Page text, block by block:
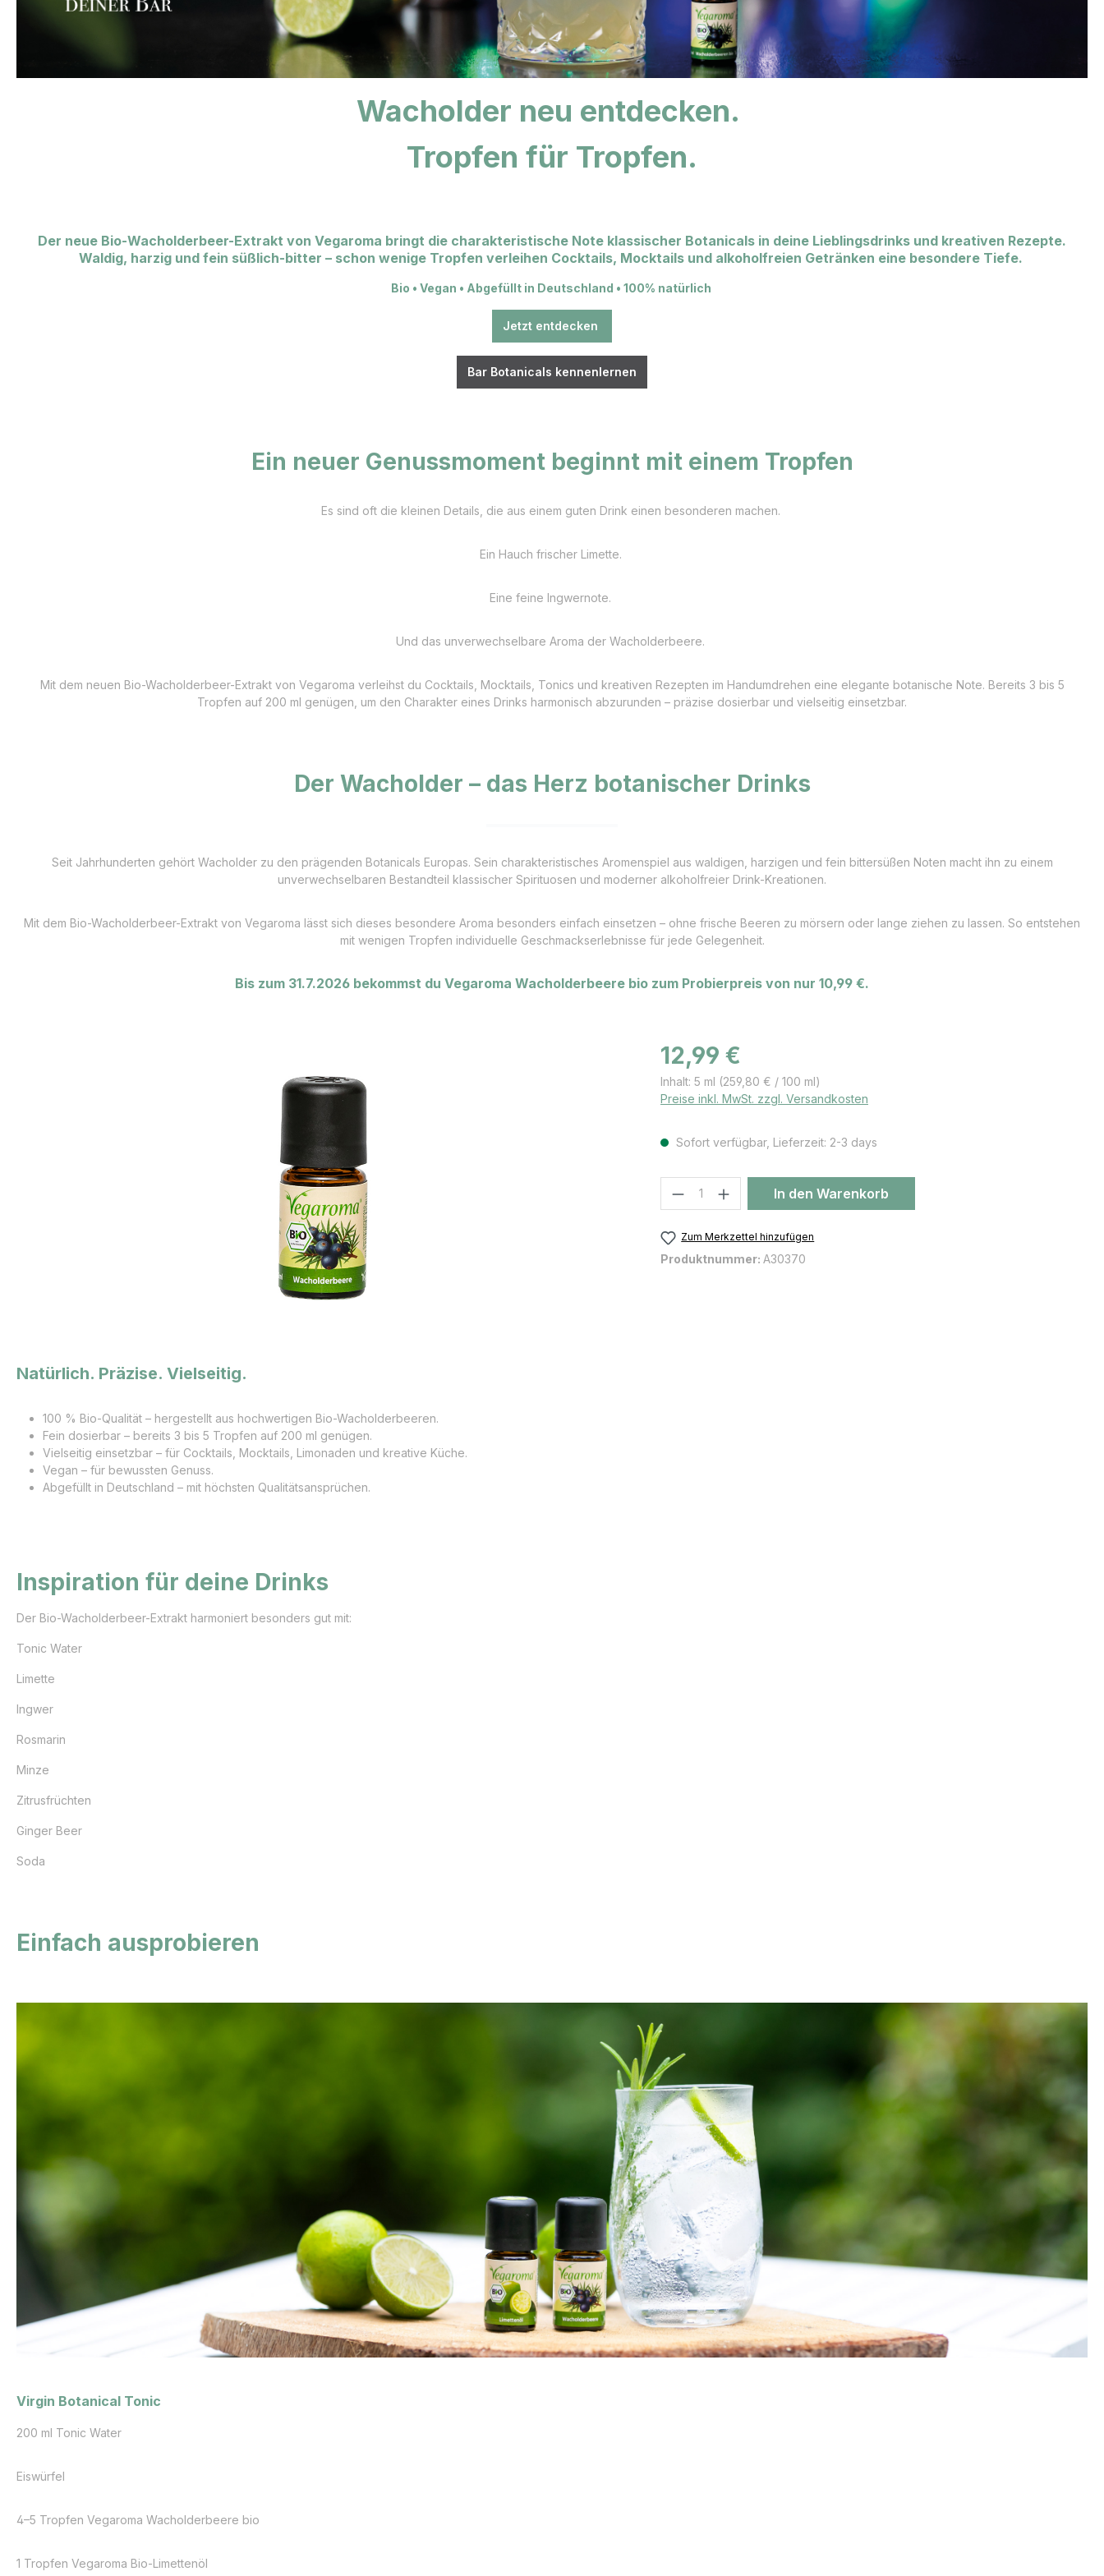
Wacholder neu entdecken.
Tropfen für Tropfen.
Der neue Bio-Wacholderbeer-Extrakt von Vegaroma bringt die charakteristische Note klassischer Botanicals in deine Lieblingsdrinks und kreativen Rezepte.
Waldig, harzig und fein süßlich-bitter – schon wenige Tropfen verleihen Cocktails, Mocktails und alkoholfreien Getränken eine besondere Tiefe.
Bio • Vegan • Abgefüllt in Deutschland • 100% natürlich
Jetzt entdecken
Bar Botanicals kennenlernen
Ein neuer Genussmoment beginnt mit einem Tropfen
Es sind oft die kleinen Details, die aus einem guten Drink einen besonderen machen.
Ein Hauch frischer Limette.
Eine feine Ingwernote.
Und das unverwechselbare Aroma der Wacholderbeere.
Mit dem neuen Bio-Wacholderbeer-Extrakt von Vegaroma verleihst du Cocktails, Mocktails, Tonics und kreativen Rezepten im Handumdrehen eine elegante botanische Note. Bereits 3 bis 5
Tropfen auf 200 ml genügen, um den Charakter eines Drinks harmonisch abzurunden – präzise dosierbar und vielseitig einsetzbar.
Der Wacholder – das Herz botanischer Drinks
Seit Jahrhunderten gehört Wacholder zu den prägenden Botanicals Europas. Sein charakteristisches Aromenspiel aus waldigen, harzigen und fein bittersüßen Noten macht ihn zu einem
unverwechselbaren Bestandteil klassischer Spirituosen und moderner alkoholfreier Drink-Kreationen.
Mit dem Bio-Wacholderbeer-Extrakt von Vegaroma lässt sich dieses besondere Aroma besonders einfach einsetzen – ohne frische Beeren zu mörsern oder lange ziehen zu lassen. So entstehen
mit wenigen Tropfen individuelle Geschmackserlebnisse für jede Gelegenheit.
Bis zum 31.7.2026 bekommst du Vegaroma Wacholderbeere bio zum Probierpreis von nur 10,99 €.
Regulärer Preis:
12,99 €
Inhalt: 5 ml (259,80 € / 100 ml)
Preise inkl. MwSt. zzgl. Versandkosten
Sofort verfügbar, Lieferzeit: 2-3 days
Produkt Anzahl: Gib den gewünschten Wert
In den Warenkorb
Zum Merkzettel hinzufügen
Produktnummer: A30370
Natürlich. Präzise. Vielseitig.
100 % Bio-Qualität – hergestellt aus hochwertigen Bio-Wacholderbeeren.
Fein dosierbar – bereits 3 bis 5 Tropfen auf 200 ml genügen.
Vielseitig einsetzbar – für Cocktails, Mocktails, Limonaden und kreative Küche.
Vegan – für bewussten Genuss.
Abgefüllt in Deutschland – mit höchsten Qualitätsansprüchen.
Inspiration für deine Drinks
Der Bio-Wacholderbeer-Extrakt harmoniert besonders gut mit:
Tonic Water
Limette
Ingwer
Rosmarin
Minze
Zitrusfrüchten
Ginger Beer
Soda
Einfach ausprobieren
Virgin Botanical Tonic
200 ml Tonic Water
Eiswürfel
4–5 Tropfen Vegaroma Wacholderbeere bio
1 Tropfen Vegaroma Bio-Limettenöl